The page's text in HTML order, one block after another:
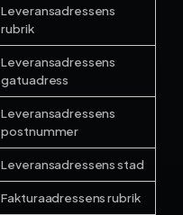
Leveransadressens
rubrik
Leveransadressens
gatuadress
Leveransadressens
postnummer
Leveransadressens stad
Fakturaadressens rubrik